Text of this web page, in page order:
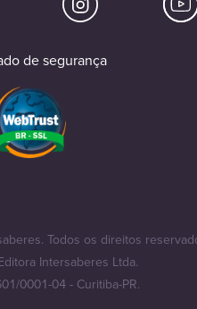
de segurança
Todos os direitos
Intersaberes Ltda.
0001-04 - Curitiba-PR.